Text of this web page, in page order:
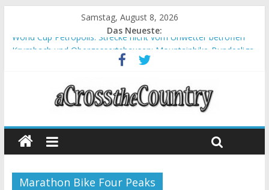
Samstag, August 8, 2026
Das Neueste:
World Cup Petropolis: Strecke nicht vom Unwetter betroffen
Krumbach und Obergessertshausen: Mountainbike-Bundesliga
Halbzeit beim Andalucia Bike Race: Weltmeister Seewald führt
Chelva: Schweizer Doppelsieg beim ersten XCO-Rennen der
Marathon Bike Four Peaks